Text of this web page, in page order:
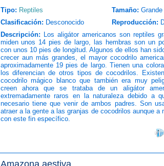
Tipo: Reptiles Tamaño: Grande
Clasificación: Desconocido Reproducción:
Descripción: Los aligátor americanos son reptiles
miden unos 14 pies de largo, las hembras son un
con unos 10 pies de longitud. Algunos de ellos han
crecer aun más grandes, el mayor cocodrilo
aproximadamente 19 pies de largo. Tienen una
los diferencian de otros tipos de cocodrilos.
cocodrilo mágico blanco que también era muy
creen ahora que se trataba de un aligátor
extremadamente raros en la naturaleza debido a
necesario tiene que venir de ambos padres. Son
atraer a la gente a las granjas de cocodrilos aunque a
con este fin específico.
Amazona aestiva